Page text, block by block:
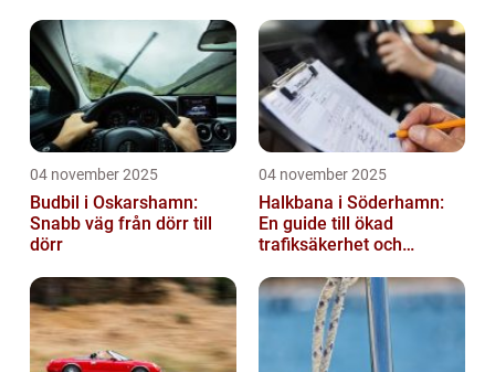
04 november 2025
Budbil i Oskarshamn:
Snabb väg från dörr till
dörr
04 november 2025
Halkbana i Söderhamn:
En guide till ökad
trafiksäkerhet och